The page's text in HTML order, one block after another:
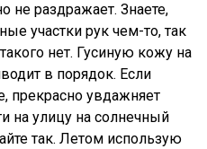
не раздражает. Знаете,
участки рук чем-то, так
нет. Гусиную кожу на
в порядок. Если
прекрасно увдажняет
на улицу на солнечный
так. Летом использую